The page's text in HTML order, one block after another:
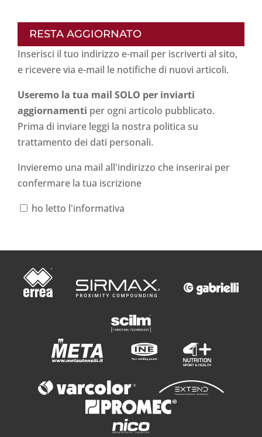
RESTA AGGIORNATO
Inserisci il tuo indirizzo e-mail per iscriverti al sito,
e ricevere via e-mail le notifiche di nuovi articoli.
Useremo la tua mail SOLO per inviarti
aggiornamenti per ogni articolo pubblicato.
Prima di inviare leggi la nostra politica su
trattamento dei dati personali.
Invieremo una mail all'indirizzo che inserirai per
confermare la tua iscrizione
ho letto l'informativa